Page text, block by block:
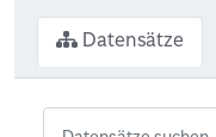
Datensätze